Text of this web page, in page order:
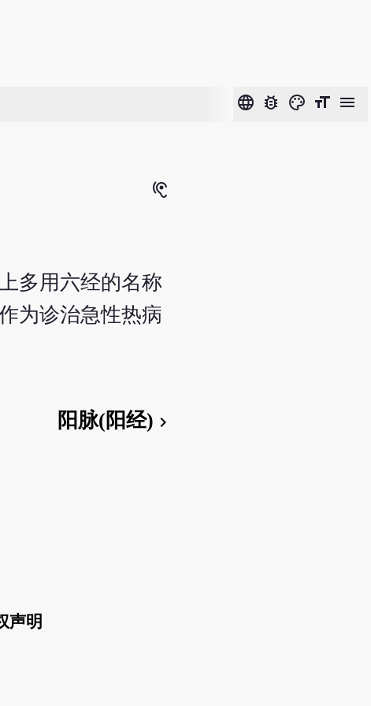
language bug_report color_lens format_size menu
hearing
多用六经的名称
为诊治急性热病
阳脉(阳经) chevron_right
声明